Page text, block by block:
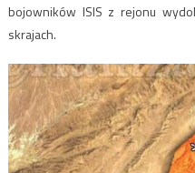
bojowników ISIS z rejonu
skrajach.